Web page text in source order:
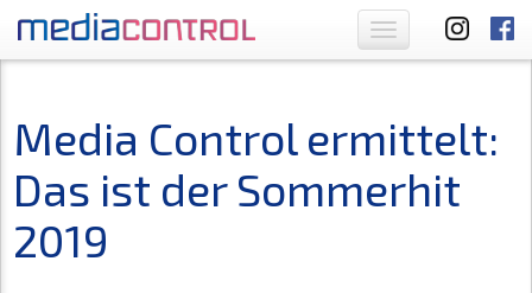
Toggle
navigation
Media Control ermittelt:
Das ist der Sommerhit
2019